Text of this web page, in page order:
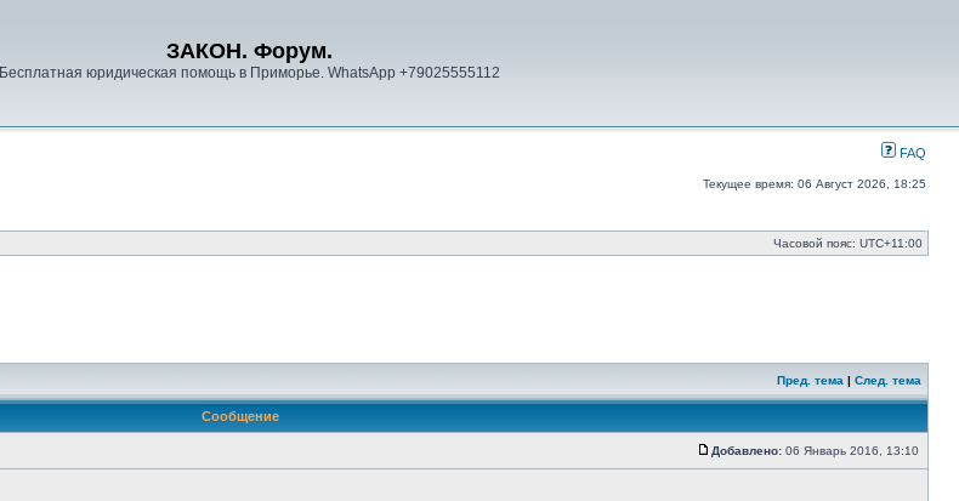
ЗАКОН. Форум.
Бесплатная юридическая помощь в Приморье. WhatsApp +79025555112
FAQ
Текущее время: 06 Август 2026, 18:25
Часовой пояс: UTC+11:00
Пред. тема | След. тема
Сообщение
Сообщение
Добавлено: 06 Январь 2016, 13:10